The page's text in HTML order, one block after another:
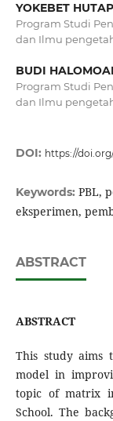
YOKEBET
Program Studi
dan Ilmu
BUDI
Program Studi
dan Ilmu
DOI: https://
Keywords: PBL,
eksperimen,
ABSTRACT
ABSTRACT
This study aims
model in
topic of matrix
School. The